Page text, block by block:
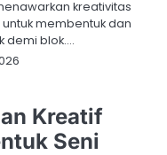
kreativitas
membentuk dan
demi blok.…
Kreatif
Seni